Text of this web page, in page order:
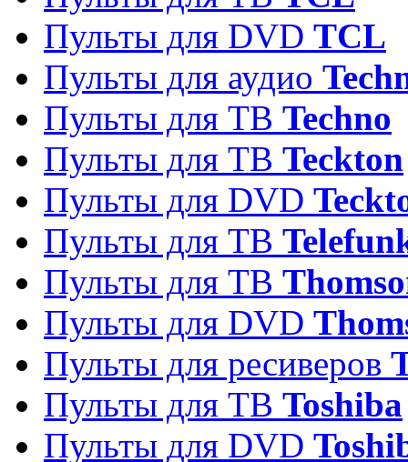
Пульты для DVD TCL
Пульты для аудио
Пульты для ТВ Techno
Пульты для ТВ Teckton
Пульты для DVD
Пульты для ТВ
Пульты для ТВ
Пульты для DVD
Пульты для ресиверов
Пульты для ТВ Toshiba
Пульты для DVD